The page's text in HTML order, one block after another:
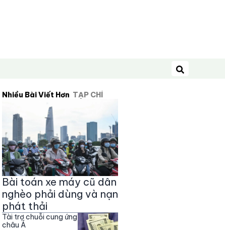
Tìm kiếm
Nhiều Bài Viết Hơn TẠP CHÍ
Bài toán xe máy cũ dân
nghèo phải dùng và nạn
phát thải
Tài trợ chuỗi cung ứng
châu Á